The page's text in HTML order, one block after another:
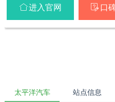
进入官网  口
太平洋汽车 站点信息